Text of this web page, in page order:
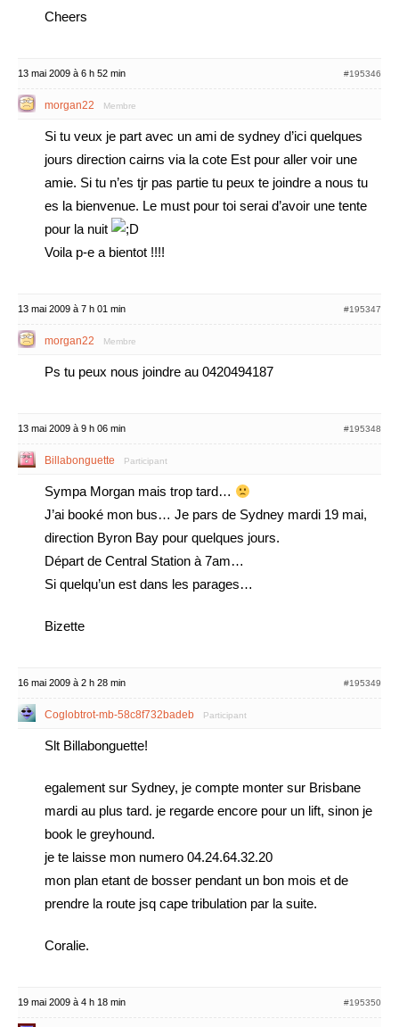
Cheers
13 mai 2009 à 6 h 52 min #195346
morgan22 Membre
Si tu veux je part avec un ami de sydney d’ici quelques
jours direction cairns via la cote Est pour aller voir une
amie. Si tu n’es tjr pas partie tu peux te joindre a nous tu
es la bienvenue. Le must pour toi serai d’avoir une tente
pour la nuit
Voila p-e a bientot !!!!
13 mai 2009 à 7 h 01 min #195347
morgan22 Membre
Ps tu peux nous joindre au 0420494187
13 mai 2009 à 9 h 06 min #195348
Billabonguette Participant
Sympa Morgan mais trop tard…
J’ai booké mon bus… Je pars de Sydney mardi 19 mai,
direction Byron Bay pour quelques jours.
Départ de Central Station à 7am…
Si quelqu’un est dans les parages…
Bizette
16 mai 2009 à 2 h 28 min #195349
Coglobtrot-mb-58c8f732badeb Participant
Slt Billabonguette!
egalement sur Sydney, je compte monter sur Brisbane
mardi au plus tard. je regarde encore pour un lift, sinon je
book le greyhound.
je te laisse mon numero 04.24.64.32.20
mon plan etant de bosser pendant un bon mois et de
prendre la route jsq cape tribulation par la suite.
Coralie.
19 mai 2009 à 4 h 18 min #195350